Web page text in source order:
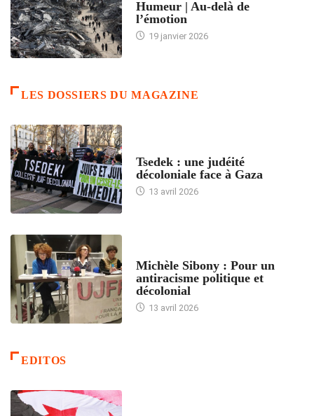
Humeur | Au-delà de
l’émotion
19 janvier 2026
LES DOSSIERS DU MAGAZINE
Tsedek : une judéité
décoloniale face à Gaza
13 avril 2026
Michèle Sibony : Pour un
antiracisme politique et
décolonial
13 avril 2026
EDITOS